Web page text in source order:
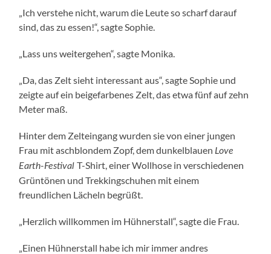
„Ich verstehe nicht, warum die Leute so scharf darauf
sind, das zu essen!“, sagte Sophie.
„Lass uns weitergehen“, sagte Monika.
„Da, das Zelt sieht interessant aus“, sagte Sophie und
zeigte auf ein beigefarbenes Zelt, das etwa fünf auf zehn
Meter maß.
Hinter dem Zelteingang wurden sie von einer jungen
Frau mit aschblondem Zopf, dem dunkelblauen Love
Earth-FestivalT-Shirt, einer Wollhose in verschiedenen
Grüntönen und Trekkingschuhen mit einem
freundlichen Lächeln begrüßt.
„Herzlich willkommen im Hühnerstall“, sagte die Frau.
„Einen Hühnerstall habe ich mir immer andres